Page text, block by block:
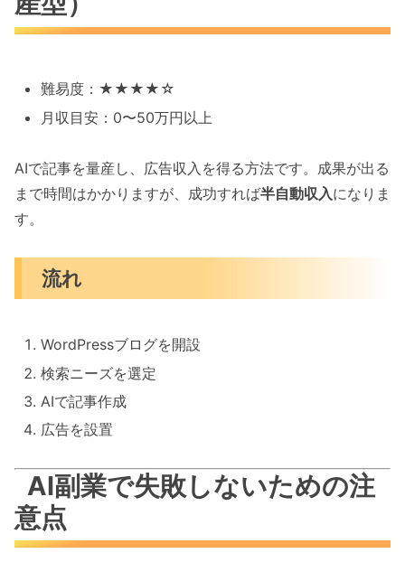
難易度：★★★★☆
月収目安：0〜50万円以上
AIで記事を量産し、広告収入を得る方法です。成果が出る
まで時間はかかりますが、成功すれば半自動収入になりま
す。
流れ
WordPressブログを開設
検索ニーズを選定
AIで記事作成
広告を設置
AI副業で失敗しないための注
意点